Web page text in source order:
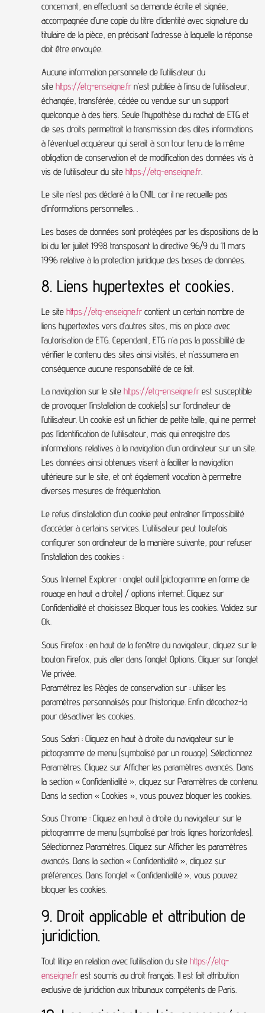
concernant, en effectuant sa demande écrite et signée,
accompagnée d’une copie du titre d’identité avec signature du
titulaire de la pièce, en précisant l’adresse à laquelle la réponse
doit être envoyée.
Aucune information personnelle de l’utilisateur du
site https://etg-enseigne.fr n’est publiée à l’insu de l’utilisateur,
échangée, transférée, cédée ou vendue sur un support
quelconque à des tiers. Seule l’hypothèse du rachat de ETG et
de ses droits permettrait la transmission des dites informations
à l’éventuel acquéreur qui serait à son tour tenu de la même
obligation de conservation et de modification des données vis à
vis de l’utilisateur du site https://etg-enseigne.fr
Le site n’est pas déclaré à la CNIL car il ne recueille pas
d’informations personnelles. .
Les bases de données sont protégées par les dispositions de la
loi du 1er juillet 1998 transposant la directive 96/9 du 11 mars
1996 relative à la protection juridique des bases de données.
8. Liens hypertextes et cookies.
Le site https://etg-enseigne.fr contient un certain nombre de
liens hypertextes vers d’autres sites, mis en place avec
l’autorisation de ETG. Cependant, ETG n’a pas la possibilité de
vérifier le contenu des sites ainsi visités, et n’assumera en
conséquence aucune responsabilité de ce fait.
La navigation sur le site https://etg-enseigne.fr est susceptible
de provoquer l’installation de cookie(s) sur l’ordinateur de
l’utilisateur. Un cookie est un fichier de petite taille, qui ne permet
pas l’identification de l’utilisateur, mais qui enregistre des
informations relatives à la navigation d’un ordinateur sur un site.
Les données ainsi obtenues visent à faciliter la navigation
ultérieure sur le site, et ont également vocation à permettre
diverses mesures de fréquentation.
Le refus d’installation d’un cookie peut entraîner l’impossibilité
d’accéder à certains services. L’utilisateur peut toutefois
configurer son ordinateur de la manière suivante, pour refuser
l’installation des cookies :
Sous Internet Explorer : onglet outil (pictogramme en forme de
rouage en haut a droite) / options internet. Cliquez sur
Confidentialité et choisissez Bloquer tous les cookies. Validez sur
Ok.
Sous Firefox : en haut de la fenêtre du navigateur, cliquez sur le
bouton Firefox, puis aller dans l’onglet Options. Cliquer sur l’onglet
Vie privée.
Paramétrez les Règles de conservation sur : utiliser les
paramètres personnalisés pour l’historique. Enfin décochez-la
pour désactiver les cookies.
Sous Safari : Cliquez en haut à droite du navigateur sur le
pictogramme de menu (symbolisé par un rouage). Sélectionnez
Paramètres. Cliquez sur Afficher les paramètres avancés. Dans
la section « Confidentialité », cliquez sur Paramètres de contenu.
Dans la section « Cookies », vous pouvez bloquer les cookies.
Sous Chrome : Cliquez en haut à droite du navigateur sur le
pictogramme de menu (symbolisé par trois lignes horizontales).
Sélectionnez Paramètres. Cliquez sur Afficher les paramètres
avancés. Dans la section « Confidentialité », cliquez sur
préférences. Dans l’onglet « Confidentialité », vous pouvez
bloquer les cookies.
9. Droit applicable et attribution de
juridiction.
Tout litige en relation avec l’utilisation du site https://etg-
enseigne.fr est soumis au droit français. Il est fait attribution
exclusive de juridiction aux tribunaux compétents de Paris.